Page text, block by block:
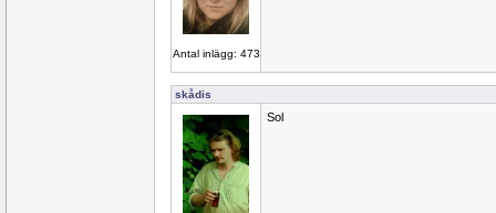
Antal inlägg: 473
skådis
Sol